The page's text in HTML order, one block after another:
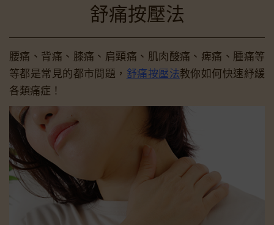
舒痛按壓法
腰痛、背痛、膝痛、肩頸痛、肌肉酸痛、痺痛、腫痛等
等都是常見的都市問題， 舒痛按壓法教你如何快速紓緩
各類痛症！